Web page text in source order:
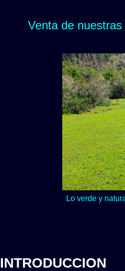
Venta de
Lo verde y
INTRODUCCION